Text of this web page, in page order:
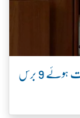
پاکستان کی مدر ٹریسا ڈاکٹر رتھ فاؤ کو دنیا سے رخصت ہوئے 9 برس